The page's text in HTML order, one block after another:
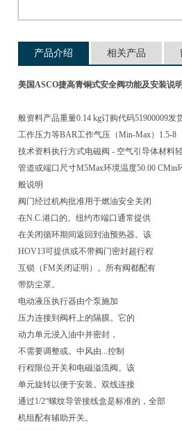
产品介绍 相关产品
美国ASCO捷高青铜式安全阀功能及安装说明
般资料产品重量0.14 kg订购代码51900009发
工作压力等BAR工作气压（Min-Max）1.5-8
技术资料执行方式电磁阀 - 空气引导体材料
管道或端口尺寸M5Max环境温度50.00 CMin
般说明
阀门经过机构批准用于燃油安全关闭
在N.C.港口的。纽约市端口通常提供
在关闭循环期间返回到油预热器。该
HOV13可提供或不带阀门密封超行程
互锁（FM关闭证明）。所有阀都配有
带防尘罩。
电动液压执行器由个泵施加
压力连接到阀杆上的隔膜。它的
动力单元浸入油中并密封，
不需要调整或。中风由...控制
行程限位开关和电磁溢流阀。该
单元旋转以便于安装。双线连接
通过1/2“螺纹导管接线盒是标准的，全部
机组配有辅助开关。